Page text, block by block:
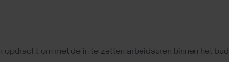
om met de in te zetten arbeidsuren binnen het